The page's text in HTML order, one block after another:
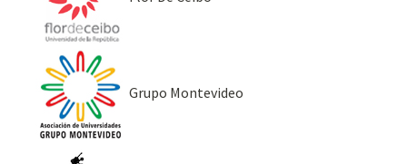
Grupo Montevideo